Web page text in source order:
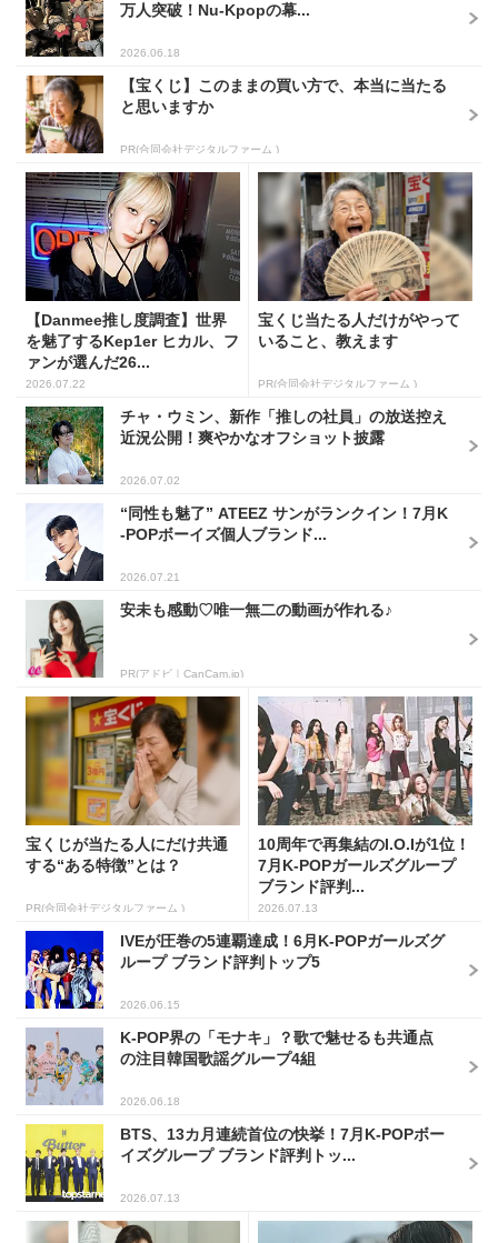
万人突破！Nu-Kpopの幕...
2026.06.18
【宝くじ】このままの買い方で、本当に当たる
と思いますか
PR(合同会社デジタルファーム )
【Danmee推し度調査】世界
を魅了するKep1er ヒカル、フ
ァンが選んだ26...
2026.07.22
宝くじ当たる人だけがやって
いること、教えます
PR(合同会社デジタルファーム )
チャ・ウミン、新作「推しの社員」の放送控え
近況公開！爽やかなオフショット披露
2026.07.02
“同性も魅了” ATEEZ サンがランクイン！7月K
-POPボーイズ個人ブランド...
2026.07.21
安未も感動♡唯一無二の動画が作れる♪
PR(アドビ｜CanCam.jp)
宝くじが当たる人にだけ共通
する“ある特徴”とは？
PR(合同会社デジタルファーム )
10周年で再集結のI.O.Iが1位！
7月K-POPガールズグループ
ブランド評判...
2026.07.13
IVEが圧巻の5連覇達成！6月K-POPガールズグ
ループ ブランド評判トップ5
2026.06.15
K-POP界の「モナキ」？歌で魅せるも共通点
の注目韓国歌謡グループ4組
2026.06.18
BTS、13カ月連続首位の快挙！7月K-POPボー
イズグループ ブランド評判トッ...
2026.07.13